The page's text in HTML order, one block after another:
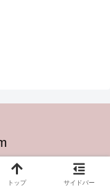
トップ サイドバー